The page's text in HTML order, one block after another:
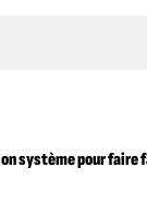
système pour faire